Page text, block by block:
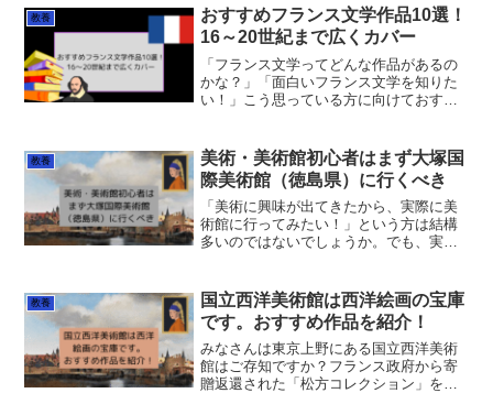
く、勉強にもなるなんて一石二鳥です
ね。この記事で紹介する「勉...
教養
おすすめフランス文学作品10選！
16～20世紀まで広くカバー
「フランス文学ってどんな作品があるの
かな？」「面白いフランス文学を知りた
い！」こう思っている方に向けておすす
を読んできた筆者が、ジャンルや時代に
偏りがないようになるべ...
教養
美術・美術館初心者はまず大塚国
際美術館（徳島県）に行くべき
「美術に興味が出てきたから、実際に美
術館に行ってみたい！」という方は結構
多いのではないでしょうか。でも、実際
だけでも無数に美術館はあるので一体ど
こに行くかというのは迷い...
教養
国立西洋美術館は西洋絵画の宝庫
です。おすすめ作品を紹介！
みなさんは東京上野にある国立西洋美術
館はご存知ですか？フランス政府から寄
贈返還された「松方コレクション」をは